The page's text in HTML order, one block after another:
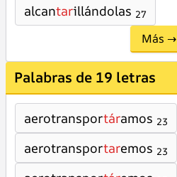
alcantarillándolas 27
Más →
Palabras de 19 letras
aerotransportáramos 23
aerotransportaremos 23